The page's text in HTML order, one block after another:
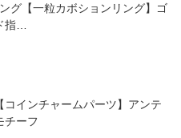
グ【一粒カボションリング】ゴ
指…
コインチャームパーツ】アンテ
チーフ